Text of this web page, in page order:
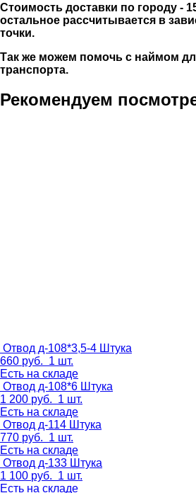
Стоимость доставки по городу -
остальное рассчитывается в
точки.
Так же можем помочь с наймом
транспорта.
Рекомендуем
Отвод д-108*3,5-4 Штука
660 руб. 1 шт.
Есть на складе
Отвод д-108*6 Штука
1 200 руб. 1 шт.
Есть на складе
Отвод д-114 Штука
770 руб. 1 шт.
Есть на складе
Отвод д-133 Штука
1 100 руб. 1 шт.
Есть на складе